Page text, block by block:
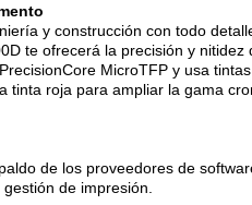
y construcción con todo
te ofrecerá la precisión y nitidez
MicroTFP y usa
tinta roja para ampliar la gama
de los proveedores de
de impresión.